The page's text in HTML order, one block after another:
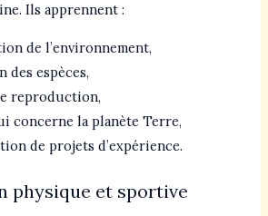
Ils apprennent :
de l’environnement,
des espèces,
reproduction,
concerne la planète Terre,
de projets d’expérience.
physique et sportive